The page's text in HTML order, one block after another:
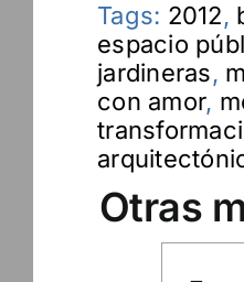
Tags: 2012,
espacio
jardineras,
con amor,
Otras